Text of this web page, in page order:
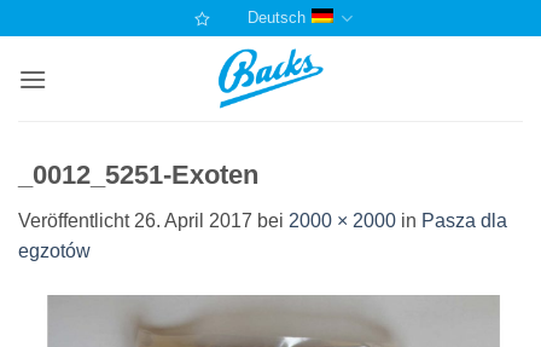
springen
Deutsch
_0012_5251-Exoten
Veröffentlicht 26. April 2017 bei 2000 × 2000 in Pasza dla
egzotów